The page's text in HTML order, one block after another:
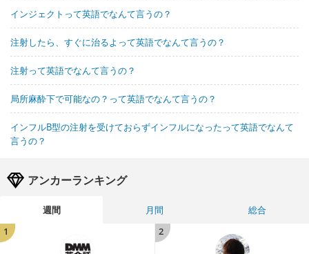
インジェクトって英語でなんて言うの？
注射したら、すぐに治るよって英語でなんて言うの？
注射って英語でなんて言うの？
局所麻酔下で可能なの？って英語でなんて言うの？
インフルB型の注射を受けておらずインフルになったって英語でなんて
言うの？
アンカーランキング
週間 月間
総合
1
2